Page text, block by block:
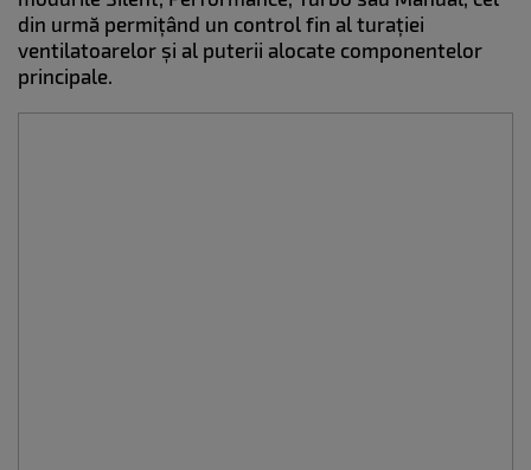
din urmă permițând un control fin al turației
ventilatoarelor și al puterii alocate componentelor
principale.